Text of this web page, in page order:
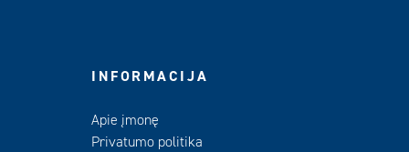
INFORMACIJA
Apie įmonę
Privatumo politika